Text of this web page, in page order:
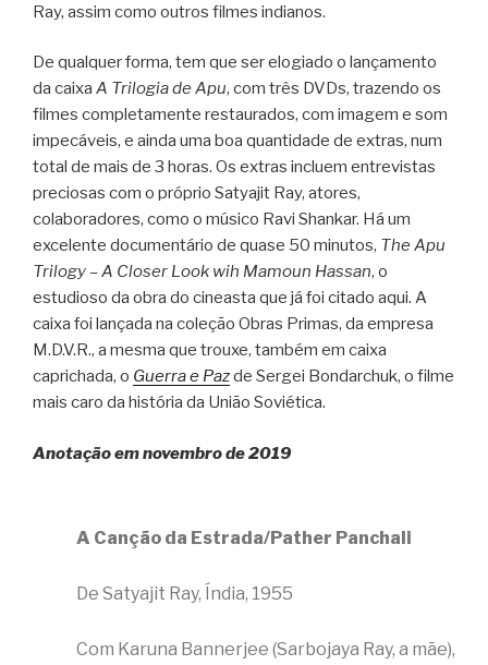
Ray, assim como outros filmes indianos.
De qualquer forma, tem que ser elogiado o lançamento
da caixa A Trilogia de Apu, com três DVDs, trazendo os
filmes completamente restaurados, com imagem e som
impecáveis, e ainda uma boa quantidade de extras, num
total de mais de 3 horas. Os extras incluem entrevistas
preciosas com o próprio Satyajit Ray, atores,
colaboradores, como o músico Ravi Shankar. Há um
excelente documentário de quase 50 minutos, The Apu
Trilogy – A Closer Look wih Mamoun Hassan, o
estudioso da obra do cineasta que já foi citado aqui. A
caixa foi lançada na coleção Obras Primas, da empresa
M.D.V.R., a mesma que trouxe, também em caixa
caprichada, o Guerra e Pazde Sergei Bondarchuk, o filme
mais caro da história da União Soviética.
Anotação em novembro de 2019
A Canção da Estrada/Pather Panchali
De Satyajit Ray, Índia, 1955
Com Karuna Bannerjee (Sarbojaya Ray, a mãe),